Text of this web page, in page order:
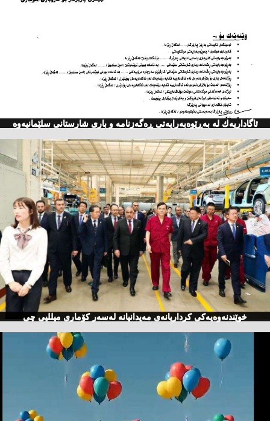
ئاگاداریه‌ك له‌ به‌ڕێوه‌به‌رایه‌تی ڕه‌گه‌زنامه‌ و باری شارستانی سلێمانیه‌وه‌
خوێندنەوەیەكی كرداریانەی مەیدانیانە لەسەر كۆماری میللیی چی